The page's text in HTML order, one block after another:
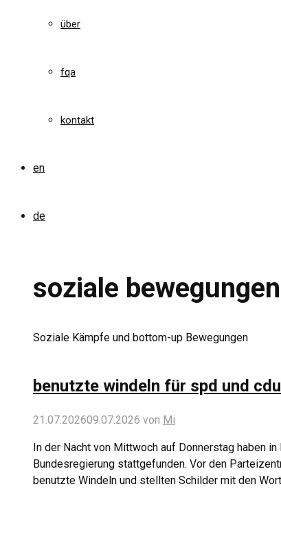
über
fqa
kontakt
en
de
soziale bewegungen
Soziale Kämpfe und bottom-up Bewegungen
benutzte windeln für spd und cdu
21.07.202609.07.2026 von Mi
In der Nacht von Mittwoch auf Donnerstag haben
Bundesregierung stattgefunden. Vor den
benutzte Windeln und stellten Schilder mit den